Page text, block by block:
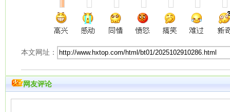
本文网址：
网友评论